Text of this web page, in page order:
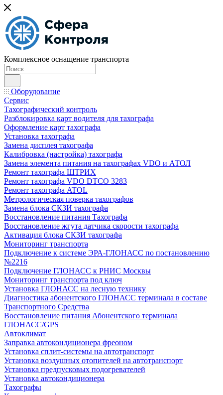
Комплексное оснащение транспорта
Оборудование
Сервис
Тахографический контроль
Разблокировка карт водителя для тахографа
Оформление карт тахографа
Установка тахографа
Замена дисплея тахографа
Калибровка (настройка) тахографа
Замена элемента питания на тахографах VDO и АТОЛ
Ремонт тахографа ШТРИХ
Ремонт тахографа VDO DTCO 3283
Ремонт тахографа ATOL
Метрологическая поверка тахографов
Замена блока СКЗИ тахографа
Восстановление питания Тахографа
Восстановление жгута датчика скорости тахографа
Активация блока СКЗИ тахографа
Мониторинг транспорта
Подключение к системе ЭРА-ГЛОНАСС по постановлению
№2216
Подключение ГЛОНАСС к РНИС Москвы
Мониторинг транспорта под ключ
Установка ГЛОНАСС на лесную технику
Диагностика абонентского ГЛОНАСС терминала в составе
Транспортного Средства
Восстановление питания Абонентского терминала
ГЛОНАСС/GPS
Автоклимат
Заправка автокондиционера фреоном
Установка сплит-системы на автотранспорт
Установка воздушных отопителей на автотранспорт
Установка предпусковых подогревателей
Установка автокондиционера
Тахографы